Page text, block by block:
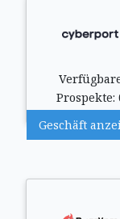
Prospekte:
Geschäft